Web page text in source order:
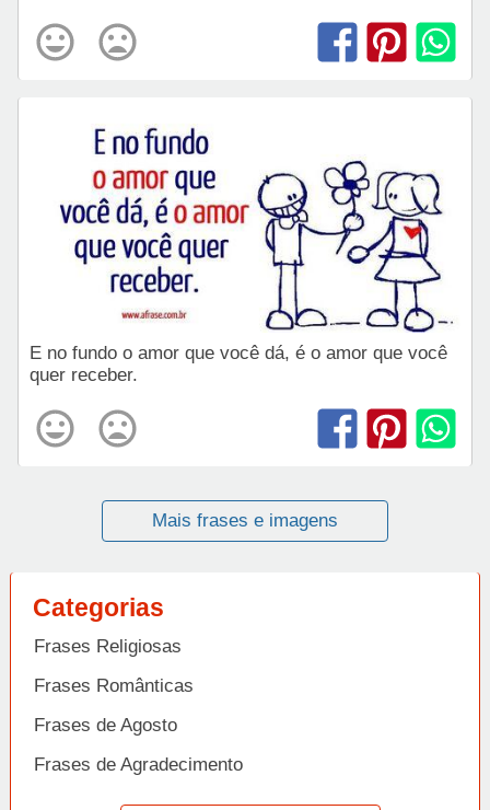
E no fundo o amor que você dá, é o amor que você
quer receber.
Mais frases e imagens
Categorias
Frases Religiosas
Frases Românticas
Frases de Agosto
Frases de Agradecimento
Frases de Amizade